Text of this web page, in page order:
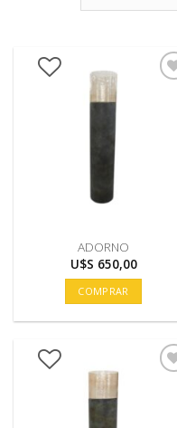
ADORNO
U$S 650,00
COMPRAR